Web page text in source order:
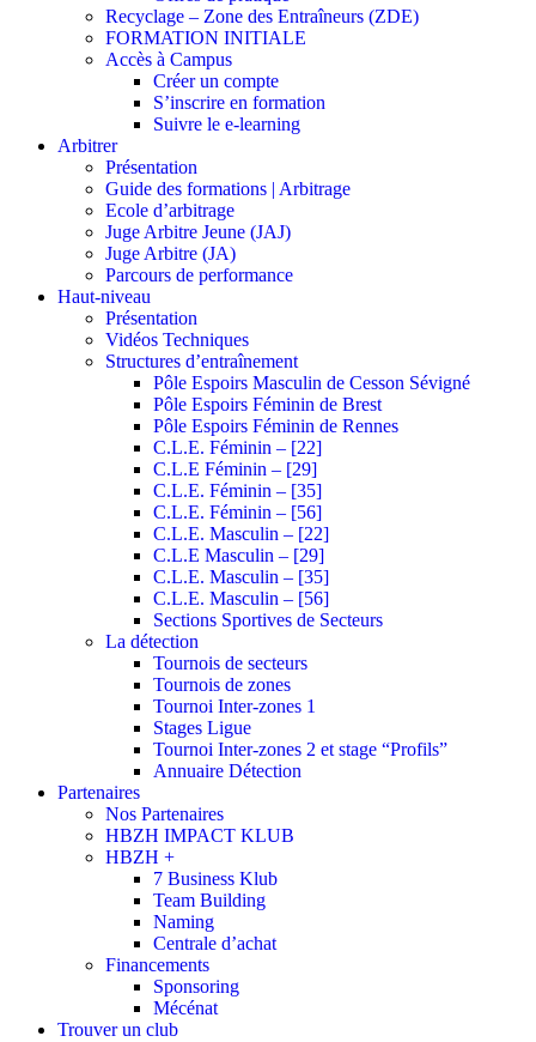
Recyclage – Zone des Entraîneurs (ZDE)
FORMATION INITIALE
Accès à Campus
Créer un compte
S’inscrire en formation
Suivre le e-learning
Arbitrer
Présentation
Guide des formations | Arbitrage
Ecole d’arbitrage
Juge Arbitre Jeune (JAJ)
Juge Arbitre (JA)
Parcours de performance
Haut-niveau
Présentation
Vidéos Techniques
Structures d’entraînement
Pôle Espoirs Masculin de Cesson Sévigné
Pôle Espoirs Féminin de Brest
Pôle Espoirs Féminin de Rennes
C.L.E. Féminin – [22]
C.L.E Féminin – [29]
C.L.E. Féminin – [35]
C.L.E. Féminin – [56]
C.L.E. Masculin – [22]
C.L.E Masculin – [29]
C.L.E. Masculin – [35]
C.L.E. Masculin – [56]
Sections Sportives de Secteurs
La détection
Tournois de secteurs
Tournois de zones
Tournoi Inter-zones 1
Stages Ligue
Tournoi Inter-zones 2 et stage “Profils”
Annuaire Détection
Partenaires
Nos Partenaires
HBZH IMPACT KLUB
HBZH +
7 Business Klub
Team Building
Naming
Centrale d’achat
Financements
Sponsoring
Mécénat
Trouver un club